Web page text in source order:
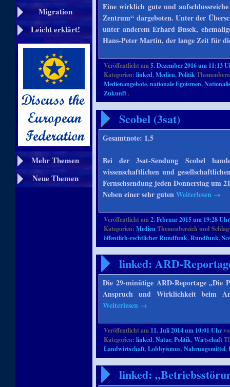
Migration
Leicht erklärt!
Mehr Themen
Neue Themen
Eine wirklich gute und
Zentrum“ dargeboten. Unter der
unter anderem Erhard Busek,
Hans-Peter Martin, der lange Zeit für
Veröffentlicht am5. Dezember 2016 um 11:13
Kategorien:linked,Medien,Politik
Medienangebote,nationale Egoismen,
Zukunft.
Scobel (3sat)
Gesamtnote: 1,5
Bei der 3sat-Sendung Scobel
wissenschaftlichen und
Fernsehsendung jeden Donnerstag um
Neben einer sehr gutenWeiterlesen →
Veröffentlicht am2. Februar 2015 um 19:28 Uhr
Kategorien:MedienThemenbereich und
öffentlich-rechtlicher Rundfunk,Rundfunk,
linked: ARD-
Die 29-minütige ARD-Reportage „Die
Anspruch und Wirklichkeit beim
Weiterlesen →
Veröffentlicht am 11. Juli 2014 um 10:01 Uhr
Kategorien:linked,Natur,Politik,Wirtschaft
Landwirtschaft,Lobbyismus,Nahrungsmittel,
linked: